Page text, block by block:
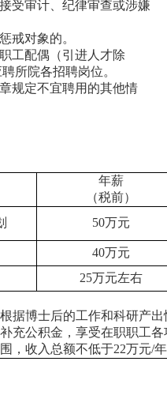
审计、纪律审查或涉嫌
对象的。
工配偶（引进人才除
所院各招聘岗位。
定不宜聘用的其他情
年薪
（税前）
50万元
40万元
25万元左右
据博士后的工作和科研产
充公积金，享受在职职工
，收入总额不低于22万元/